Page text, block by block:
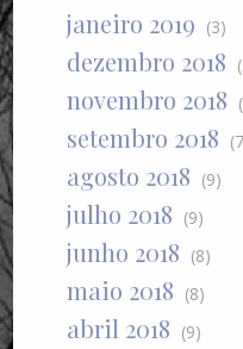
janeiro 2019 (3)
dezembro 2018
novembro 2018
setembro 2018
agosto 2018 (9)
julho 2018 (9)
junho 2018 (8)
maio 2018 (8)
abril 2018 (9)